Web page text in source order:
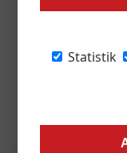
Statistik
Ein Immo-Update